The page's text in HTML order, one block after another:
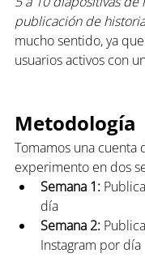
publicación de
mucho sentido, ya
usuarios activos con
Metodología
Tomamos una cuenta
experimento en dos
Semana 1:
día
Semana 2:
Instagram por día